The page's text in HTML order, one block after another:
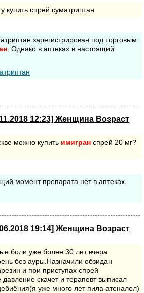
купить спрей суматриптан
зарегистрирован под торговым
. Однако в аптеках в настоящий
12:23] Женщина Возраст
можно купить имигран спрей 20 мг?
момент препарата нет в аптеках.
19:14] Женщина Возраст
боли уже более 30 лет вчера
без ауры.Назначили обзидан
и при приступах спрей
скачет и терапевт выписал
уже много лет пила атеналол)